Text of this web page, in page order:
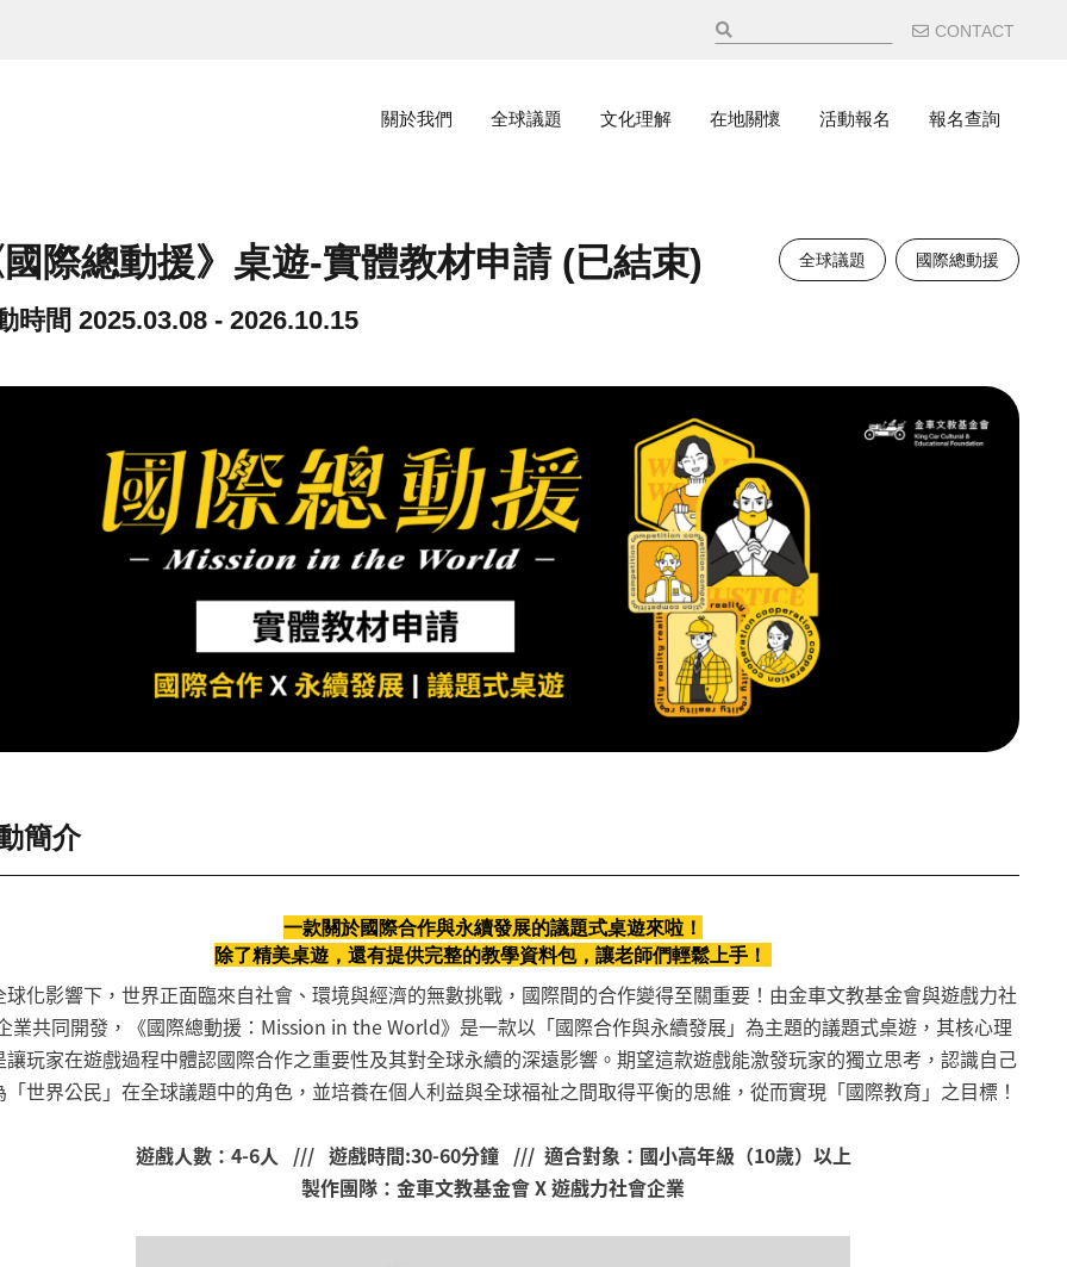
輔助選
CONTACT
主選單
關於我們 全球議題 文化理解 在地關懷 活動報名 報名查詢
際總動援》桌遊-實體教材申請 (已結束)
時間 2025.03.08 - 2026.10.15
全球議題 國際總動援
簡介
一款關於國際合作與永續發展的議題式桌遊來啦！
除了精美桌遊，還有提供完整的教學資料包，讓老師們輕鬆上手！​​
球化影響下，世界正面臨來自社會、環境與經濟的無數挑戰，國際間的合作變得至關重要！由金車文教基金會與遊戲力社
業共同開發，《國際總動援：Mission in the World》是一款以「國際合作與永續發展」為主題的議題式桌遊，其核心理
讓玩家在遊戲過程中體認國際合作之重要性及其對全球永續的深遠影響。期望這款遊戲能激發玩家的獨立思考，認識自己
「世界公民」在全球議題中的角色，並培養在個人利益與全球福祉之間取得平衡的思維，從而實現「國際教育」之目標！
遊戲人數：4-6人 /// 遊戲時間:30-60分鐘 /// 適合對象：國小高年級（10歲）以上
製作團隊：金車文教基金會 X 遊戲力社會企業